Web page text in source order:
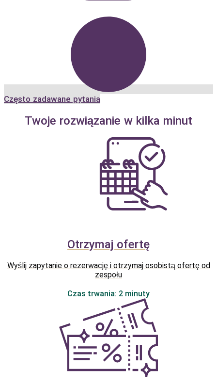
Często zadawane pytania
Twoje rozwiązanie w kilka minut
Otrzymaj ofertę
Wyślij zapytanie o rezerwację i otrzymaj osobistą ofertę od
zespołu
Czas trwania: 2 minuty